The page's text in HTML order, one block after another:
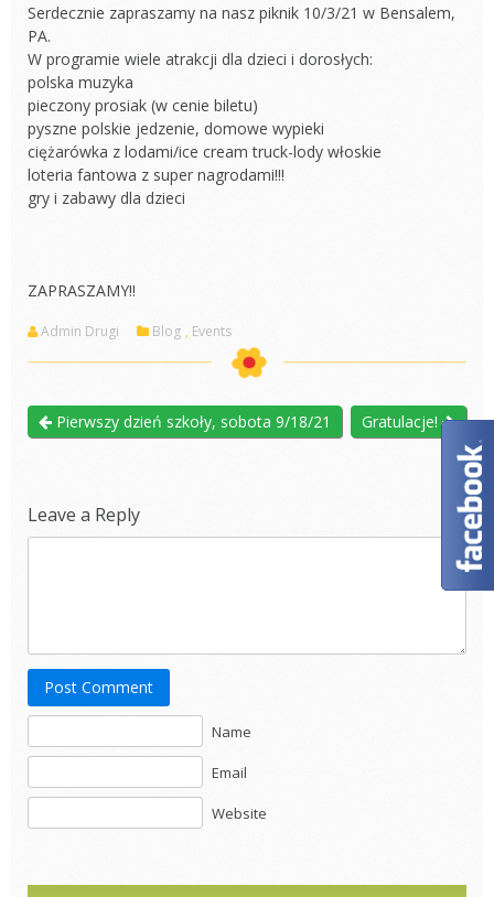
Serdecznie zapraszamy na nasz piknik 10/3/21 w Bensalem,
PA.
W programie wiele atrakcji dla dzieci i dorosłych:
polska muzyka
pieczony prosiak (w cenie biletu)
pyszne polskie jedzenie, domowe wypieki
ciężarówka z lodami/ice cream truck-lody włoskie
loteria fantowa z super nagrodami!!!
gry i zabawy dla dzieci
ZAPRASZAMY!!
Admin Drugi Blog , Events
Pierwszy dzień szkoły, sobota 9/18/21 Gratulacje!
Leave a Reply
Post Comment
Name
Email
Website